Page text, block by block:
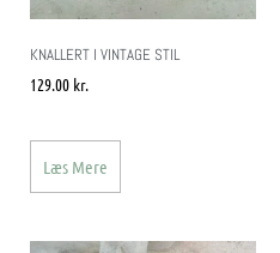
KNALLERT I VINTAGE STIL
129.00 kr.
Læs Mere